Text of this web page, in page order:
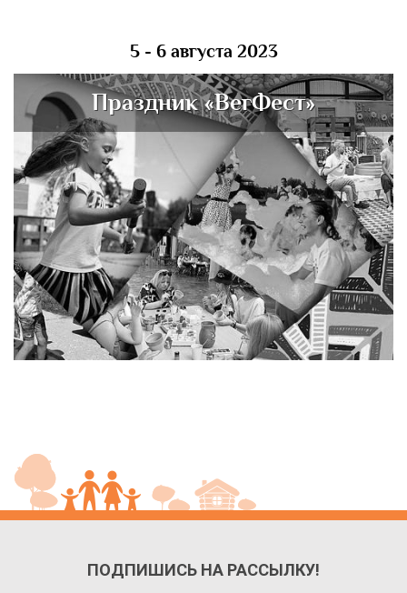
5 - 6 августа 2023
Праздник «ВегФест»
ПОДПИШИСЬ НА РАССЫЛКУ!